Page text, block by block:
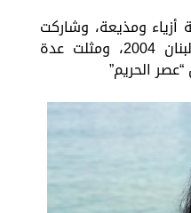
ومذيعة، وشاركت
في مسابقة ملكة جمال لبنان 2004، ومثلت عدة
الحريم”